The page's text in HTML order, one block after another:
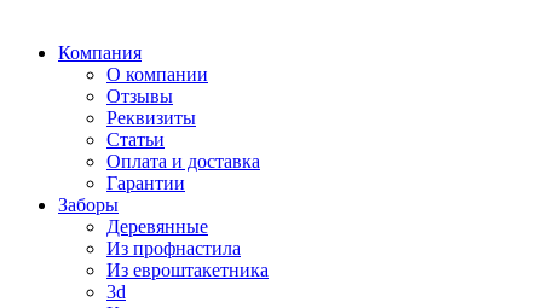
Компания
О компании
Отзывы
Реквизиты
Статьи
Оплата и доставка
Гарантии
Заборы
Деревянные
Из профнастила
Из евроштакетника
3d